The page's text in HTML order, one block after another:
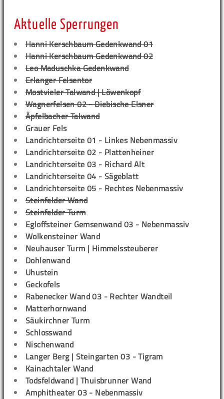
Aktuelle Sperrungen
Hanni Kerschbaum Gedenkwand 01
Hanni Kerschbaum Gedenkwand 02
Leo Maduschka Gedenkwand
Erlanger Felsentor
Mostvieler Talwand | Löwenkopf
Wagnerfelsen 02 - Diebische Elsner
Äpfelbacher Talwand
Grauer Fels
Landrichterseite 01 - Linkes Nebenmassiv
Landrichterseite 02 - Plattenheiner
Landrichterseite 03 - Richard Alt
Landrichterseite 04 - Sägeblatt
Landrichterseite 05 - Rechtes Nebenmassiv
Steinfelder Wand
Steinfelder Turm
Egloffsteiner Gemsenwand 03 - Nebenmassiv
Wolkensteiner Wand
Neuhauser Turm | Himmelssteuberer
Dohlenwand
Uhustein
Geckofels
Rabenecker Wand 03 - Rechter Wandteil
Matterhornwand
Säukirchner Turm
Schlosswand
Nischenwand
Langer Berg | Steingarten 03 - Tigram
Kainachtaler Wand
Todsfeldwand | Thuisbrunner Wand
Amphitheater 03 - Nebenmassiv